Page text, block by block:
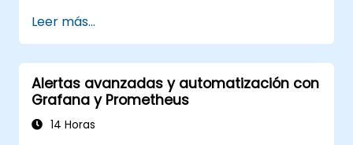
visualizar la salud y el rendimiento del
clúster.
Implementar estrategias de alertas para
la resolución proactiva de problemas.
Aplicar las mejores prácticas para
escalar soluciones de monitoreo en
Leer más...
Alertas avanzadas y automatización con
Grafana y Prometheus
14 Horas